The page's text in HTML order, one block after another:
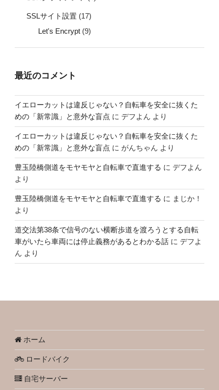
SSLサイト設置 (17)
Let's Encrypt (9)
最近のコメント
イエローカットは違反じゃない？自転車を安全に抜くた
めの「新常識」と意外な盲点 に デフよん より
イエローカットは違反じゃない？自転車を安全に抜くた
めの「新常識」と意外な盲点 に がんちゃん より
豊玉陸橋側道をモヤモヤと自転車で直進する に デフよん
より
豊玉陸橋側道をモヤモヤと自転車で直進する に まじか！
より
道交法第38条で信号のない横断歩道を渡ろうとする自転
車がいたら車両には停止義務があるとわかる話 に デフよ
ん より
ホーム
ロードバイク
自宅サーバー